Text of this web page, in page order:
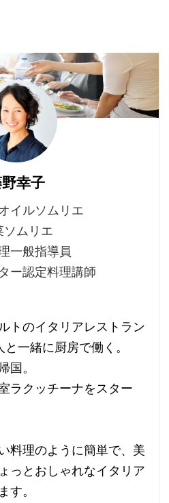
幸子
イルソムリエ
ソムリエ
一般指導員
ー認定料理講師
トのイタリアレストラン
一緒に厨房で働く。
国。
ラクッチーナをスター
料理のように簡単で、美
っとおしゃれなイタリア
す。